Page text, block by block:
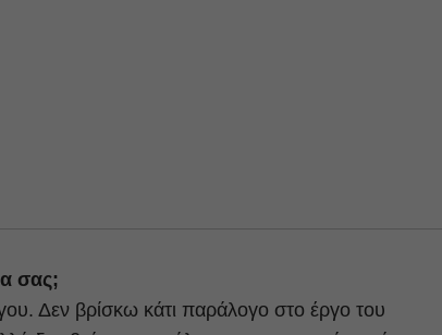
σας;
Δεν βρίσκω κάτι παράλογο στο έργο του